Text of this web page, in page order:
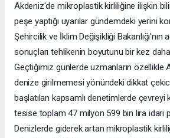
Akdeniz'de mikroplastik kirliliğine ilişkin
peşe yaptığı uyarılar gündemdeki yerini
Şehircilik ve İklim Değişikliği Bakanlığı'nın
sonuçları tehlikenin boyutunu bir kez
Geçtiğimiz günlerde uzmanların özellikle
denize girilmemesi yönündeki dikkat çekici
başlatılan kapsamlı denetimlerde çevreyi
tesise toplam 47 milyon 599 bin lira idari
Denizlerde giderek artan mikroplastik